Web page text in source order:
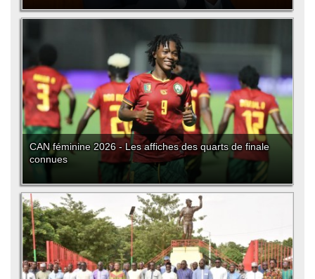
CAN féminine 2026 - Les affiches des quarts de finale
connues